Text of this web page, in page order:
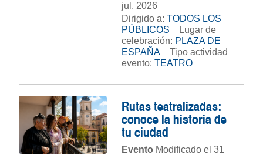
jul. 2026
Dirigido a: TODOS LOS
PÚBLICOS
Lugar de
celebración: PLAZA DE
ESPAÑA
Tipo actividad
evento: TEATRO
Rutas teatralizadas:
conoce la historia de
tu ciudad
Evento Modificado el 31